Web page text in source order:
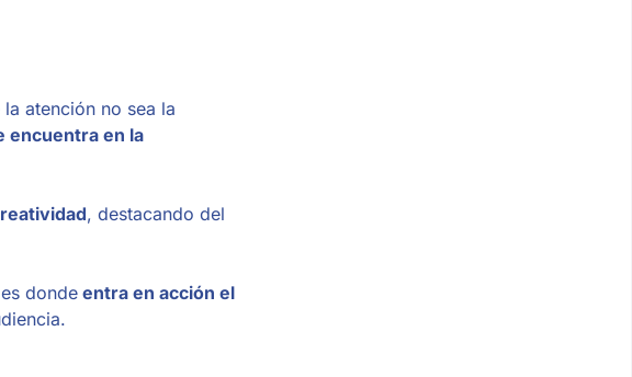
atención no sea la
encuentra en la
, destacando del
donde entra en acción el